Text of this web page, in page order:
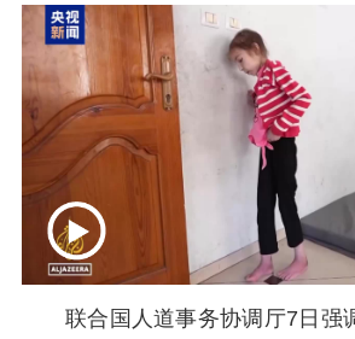
联合国人道事务协调厅7日强